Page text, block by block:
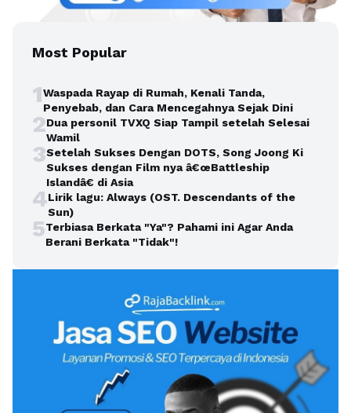
Most Popular
1Waspada Rayap di Rumah, Kenali Tanda,
Penyebab, dan Cara Mencegahnya Sejak Dini
2Dua personil TVXQ Siap Tampil setelah Selesai
Wamil
3Setelah Sukses Dengan DOTS, Song Joong Ki
Sukses dengan Film nya â€œBattleship
Islandâ€ di Asia
4Lirik lagu: Always (OST. Descendants of the
Sun)
5Terbiasa Berkata "Ya"? Pahami ini Agar Anda
Berani Berkata "Tidak"!